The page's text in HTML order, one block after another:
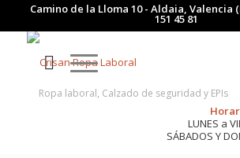
Camino de la Lloma 10 - Aldaia, Valencia
151 45 81
Ropa laboral, Calzado de seguridad y EPIs
LUNES a
SÁBADOS Y